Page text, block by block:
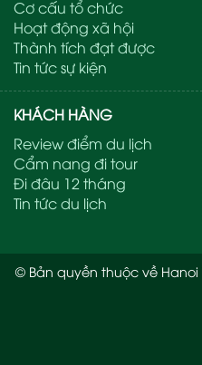
Cơ cấu tổ chức
Hoạt động xã hội
Thành tích đạt được
Tin tức sự kiện
KHÁCH HÀNG
Review điểm du lịch
Cẩm nang đi tour
Đi đâu 12 tháng
Tin tức du lịch
© Bản quyền thuộc về Hanoi